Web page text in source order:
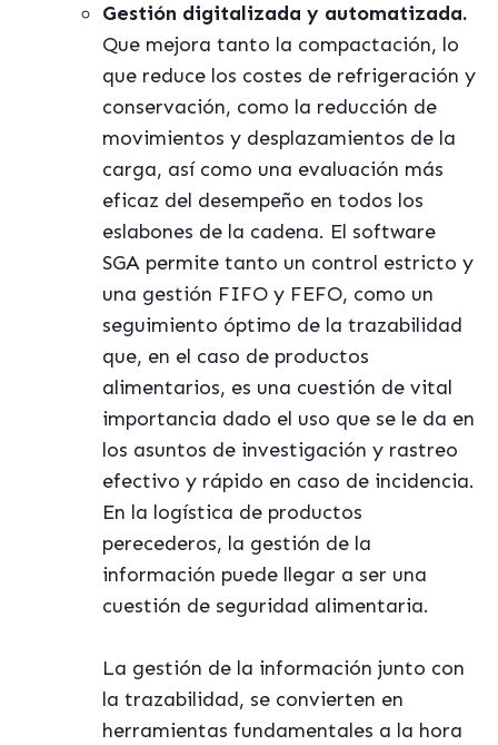
Gestión digitalizada y automatizada.
Que mejora tanto la compactación, lo
que reduce los costes de refrigeración y
conservación, como la reducción de
movimientos y desplazamientos de la
carga, así como una evaluación más
eficaz del desempeño en todos los
eslabones de la cadena. El software
SGA permite tanto un control estricto y
una gestión FIFO y FEFO, como un
seguimiento óptimo de la trazabilidad
que, en el caso de productos
alimentarios, es una cuestión de vital
importancia dado el uso que se le da en
los asuntos de investigación y rastreo
efectivo y rápido en caso de incidencia.
En la logística de productos
perecederos, la gestión de la
información puede llegar a ser una
cuestión de seguridad alimentaria.
La gestión de la información junto con
la trazabilidad, se convierten en
herramientas fundamentales a la hora